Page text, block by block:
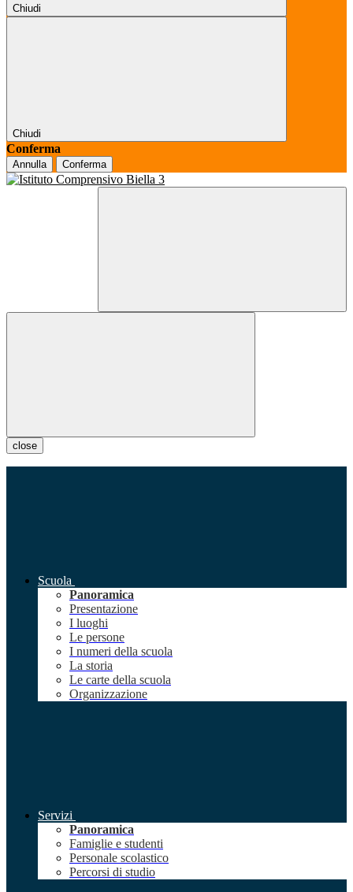
Chiudi
Chiudi
Conferma
Annulla Conferma
close
Scuola
Panoramica
Presentazione
I luoghi
Le persone
I numeri della scuola
La storia
Le carte della scuola
Organizzazione
Servizi
Panoramica
Famiglie e studenti
Personale scolastico
Percorsi di studio